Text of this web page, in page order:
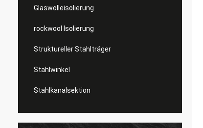
Glaswolleisolierung
rockwool Isolierung
Struktureller Stahlträger
Stahlwinkel
Stahlkanalsektion